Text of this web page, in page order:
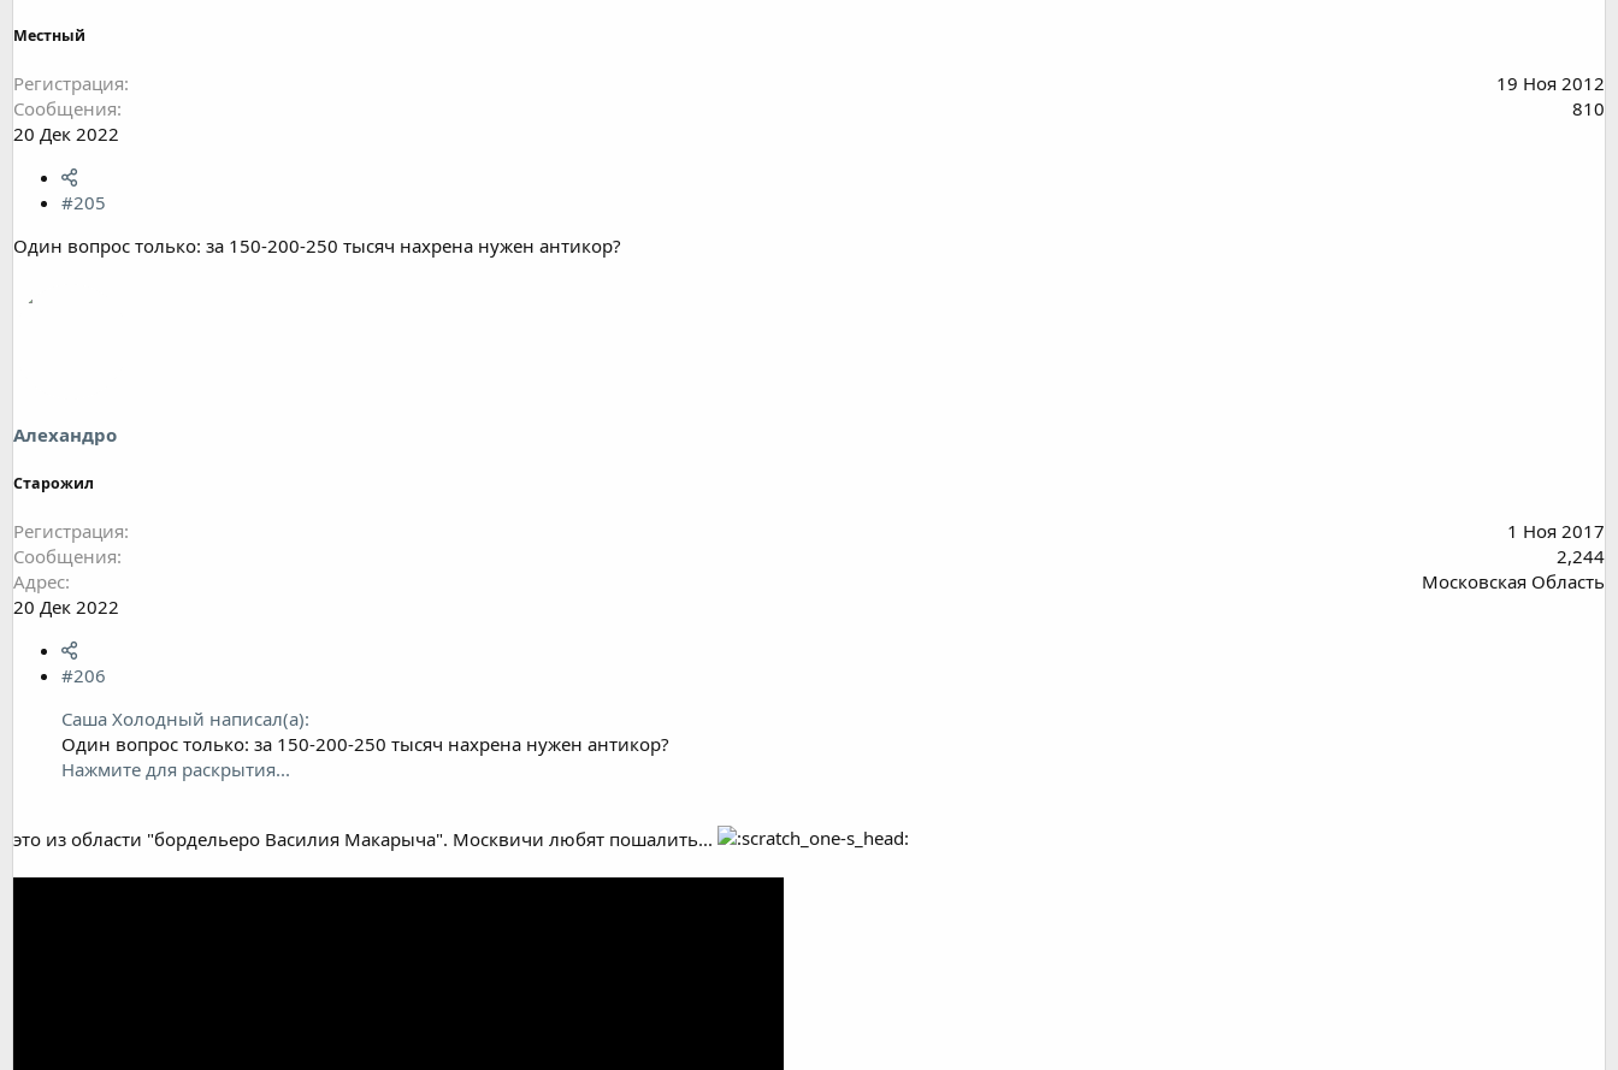
Местный
Регистрация
19 Ноя 2012
Сообщения
810
20 Дек 2022
#205
Один вопрос только: за 150-200-250 тысяч нахрена нужен антикор?
Алехандро
Старожил
Регистрация
1 Ноя 2017
Сообщения
2,244
Адрес
Московская Область
20 Дек 2022
#206
Саша Холодный написал(а):
Один вопрос только: за 150-200-250 тысяч нахрена нужен антикор?
Нажмите для раскрытия...
это из области "бордельеро Василия Макарыча". Москвичи любят пошалить...